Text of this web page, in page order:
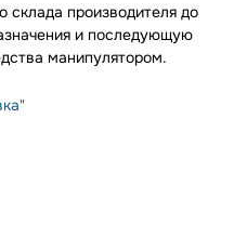
склада производителя до
и последующую
манипулятором.